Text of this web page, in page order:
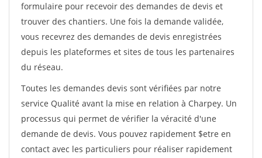
formulaire pour recevoir des demandes de devis et
trouver des chantiers. Une fois la demande validée,
vous recevrez des demandes de devis enregistrées
depuis les plateformes et sites de tous les partenaires
du réseau.
Toutes les demandes devis sont vérifiées par notre
service Qualité avant la mise en relation à Charpey. Un
processus qui permet de vérifier la véracité d'une
demande de devis. Vous pouvez rapidement $etre en
contact avec les particuliers pour réaliser rapidement